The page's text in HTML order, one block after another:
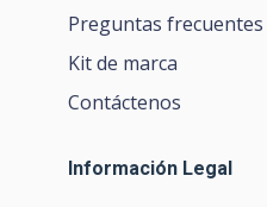
Preguntas frecuentes
Kit de marca
Contáctenos
Información Legal